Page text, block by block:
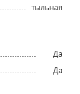
тыльная
Да
Да